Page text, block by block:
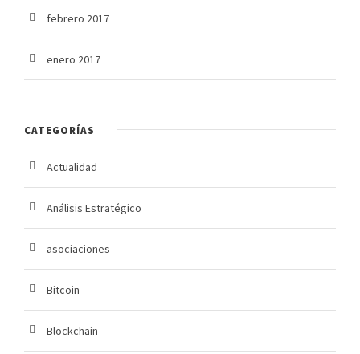
febrero 2017
enero 2017
CATEGORÍAS
Actualidad
Análisis Estratégico
asociaciones
Bitcoin
Blockchain